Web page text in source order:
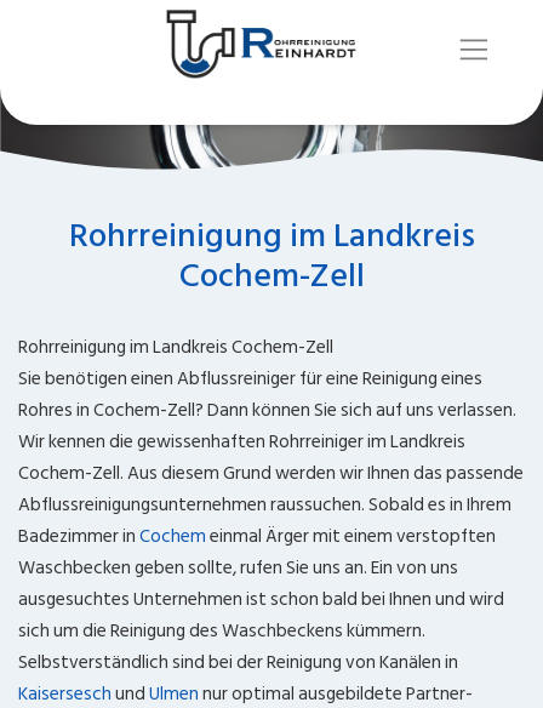
Rohrreinigung im Landkreis
Cochem-Zell
Rohrreinigung im Landkreis Cochem-Zell
Sie benötigen einen Abflussreiniger für eine Reinigung eines
Rohres in Cochem-Zell? Dann können Sie sich auf uns verlassen.
Wir kennen die gewissenhaften Rohrreiniger im Landkreis
Cochem-Zell. Aus diesem Grund werden wir Ihnen das passende
Abflussreinigungsunternehmen raussuchen. Sobald es in Ihrem
Badezimmer inCochemeinmal Ärger mit einem verstopften
Waschbecken geben sollte, rufen Sie uns an. Ein von uns
ausgesuchtes Unternehmen ist schon bald bei Ihnen und wird
sich um die Reinigung des Waschbeckens kümmern.
Selbstverständlich sind bei der Reinigung von Kanälen in
KaiserseschundUlmennur optimal ausgebildete Partner-